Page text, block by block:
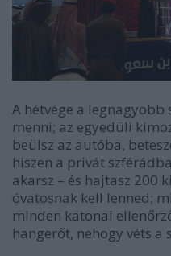
A hétvége a legnagyobb
menni; az egyedüli
beülsz az autóba,
hiszen a privát
akarsz – és hajtasz 200
óvatosnak kell lenned;
minden katonai
hangerőt, nehogy véts a